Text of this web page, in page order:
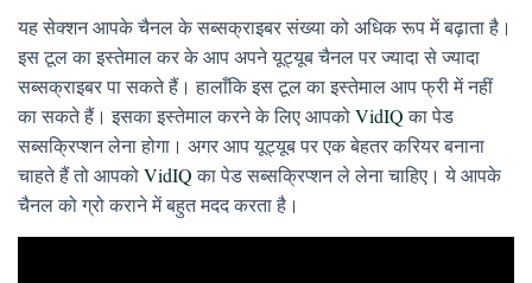
यह सेक्शन आपके चैनल के सब्सक्राइबर संख्या को अधिक रूप में बढ़ाता है।
इस टूल का इस्तेमाल कर के आप अपने यूट्यूब चैनल पर ज्यादा से ज्यादा
सब्सक्राइबर पा सकते हैं। हालाँकि इस टूल का इस्तेमाल आप फ्री में नहीं
का सकते हैं। इसका इस्तेमाल करने के लिए आपकोVidIQका पेड
सब्सक्रिप्शन लेना होगा। अगर आप यूट्यूब पर एक बेहतर करियर बनाना
चाहते हैं तो आपकोVidIQका पेड सब्सक्रिप्शन ले लेना चाहिए। ये आपके
चैनल को ग्रो कराने में बहुत मदद करता है।